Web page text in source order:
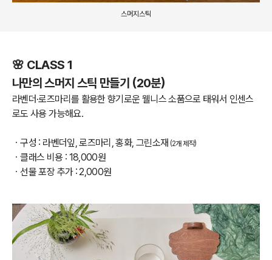
스머지스틱
🌸 CLASS 1
나만의 스머지 스틱 만들기 (20분)
라벤더·로즈마리를 활용한 향기로운 웰니스 소품으로 태워서 인센스
로도 사용 가능해요.
ㆍ구성 : 라벤더잎, 로즈마리, 홍화, 그린소재 (2개 제작)
ㆍ클래스 비용 : 18,000원
ㆍ선물 포장 추가 : 2,000원